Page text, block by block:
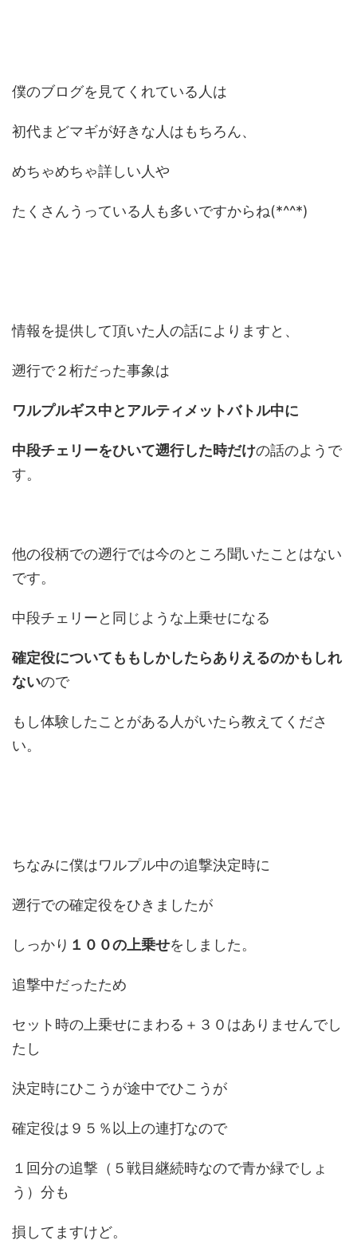
僕のブログを見てくれている人は
初代まどマギが好きな人はもちろん、
めちゃめちゃ詳しい人や
たくさんうっている人も多いですからね(*^^*)
情報を提供して頂いた人の話によりますと、
遡行で２桁だった事象は
ワルプルギス中とアルティメットバトル中に
中段チェリーをひいて遡行した時だけの話のようで
す。
他の役柄での遡行では今のところ聞いたことはない
です。
中段チェリーと同じような上乗せになる
確定役についてももしかしたらありえるのかもしれ
ないので
もし体験したことがある人がいたら教えてくださ
い。
ちなみに僕はワルプル中の追撃決定時に
遡行での確定役をひきましたが
しっかり １００の上乗せをしました。
追撃中だったため
セット時の上乗せにまわる＋３０はありませんでし
たし
決定時にひこうが途中でひこうが
確定役は９５％以上の連打なので
１回分の追撃（５戦目継続時なので青か緑でしょ
う）分も
損してますけど。